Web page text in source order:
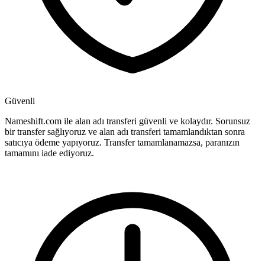
Güvenli
Nameshift.com ile alan adı transferi güvenli ve kolaydır. Sorunsuz
bir transfer sağlıyoruz ve alan adı transferi tamamlandıktan sonra
satıcıya ödeme yapıyoruz. Transfer tamamlanamazsa, paranızın
tamamını iade ediyoruz.